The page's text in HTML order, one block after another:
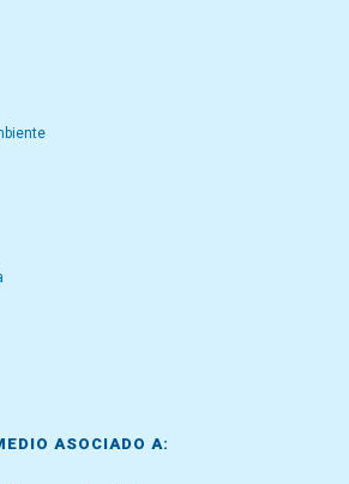
ASOCIADO A: